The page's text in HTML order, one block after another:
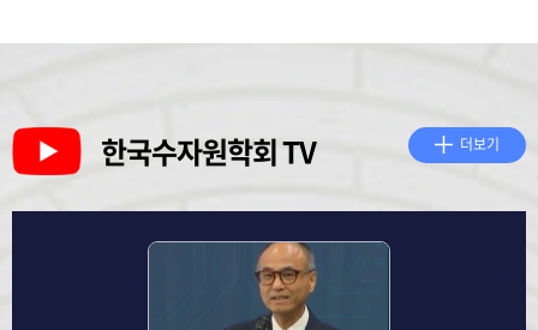
한국수자원학회 TV 더보기